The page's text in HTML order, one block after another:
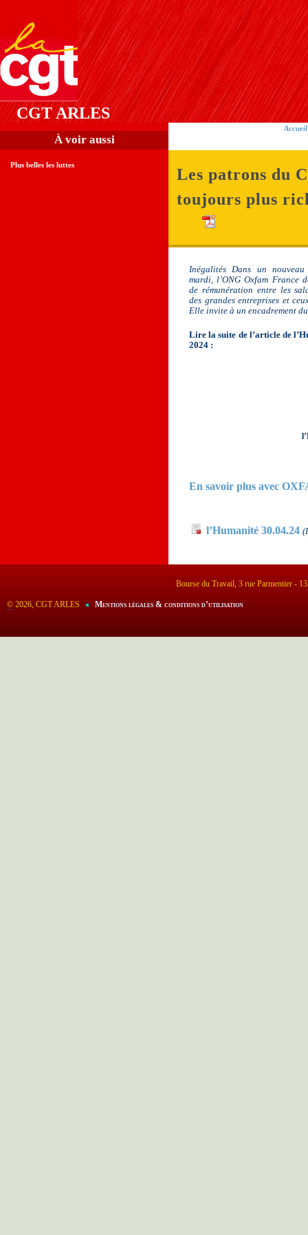
CGT ARLES
Accueil
Les patrons du
toujours plus
Inégalités Dans un
mardi, l’ONG Oxfam France
de rémunération entre les
des grandes entreprises et
Elle invite à un encadrement du
Lire la suite de l’article de
2024 :
En savoir plus avec
l’Humanité 30.04.24
À voir aussi
Plus belles les luttes
Bourse du Travail, 3 rue Parmentier -
© 2026, CGT ARLES Mentions légales & conditions d’utilisation